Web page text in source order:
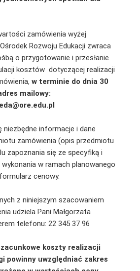
zamówieniawyżej
Rozwoju Edukacji zwraca
o przygotowanie i przesłanie
kosztów dotyczącej realizacji
w terminie do dnia 30
mailowy:
niezbędne informacje i dane
zamówienia (opis przedmiotu
zapoznania się ze specyfiką i
w ramach planowanego
cenowy.
z niniejszym szacowaniem
udziela Pani Małgorzata
telefonu: 22 345 37 96
koszty realizacji
powinny uwzględniać zakres